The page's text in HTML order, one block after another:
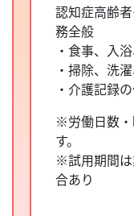
認知症高齢
務全般
・食事、入
・掃除、洗
・介護記録
※労働日数・
す。
※試用期間
合あり